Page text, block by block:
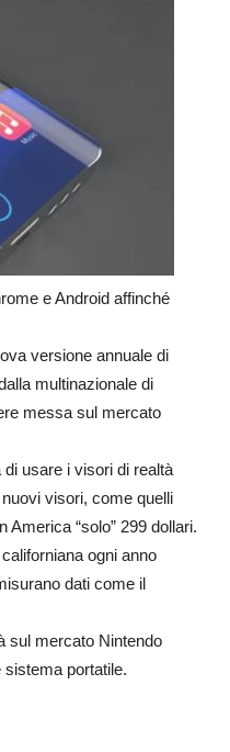
e Android affinché
versione annuale di
multinazionale di
messa sul mercato
usare i visori di realtà
visori, come quelli
“solo” 299 dollari.
ogni anno
dati come il
sul mercato Nintendo
portatile.